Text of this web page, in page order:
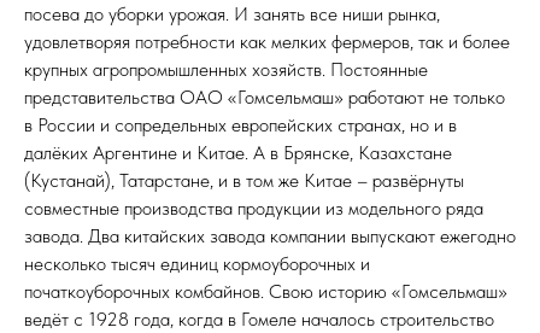
посева до уборки урожая. И занять все ниши рынка,
удовлетворяя потребности как мелких фермеров, так и более
крупных агропромышленных хозяйств. Постоянные
представительства ОАО «Гомсельмаш» работают не только
в России и сопредельных европейских странах, но и в
далёких Аргентине и Китае. А в Брянске, Казахстане
(Кустанай), Татарстане, и в том же Китае – развёрнуты
совместные производства продукции из модельного ряда
завода. Два китайских завода компании выпускают ежегодно
несколько тысяч единиц кормоуборочных и
початкоуборочных комбайнов. Свою историю «Гомсельмаш»
ведёт с 1928 года, когда в Гомеле началось строительство